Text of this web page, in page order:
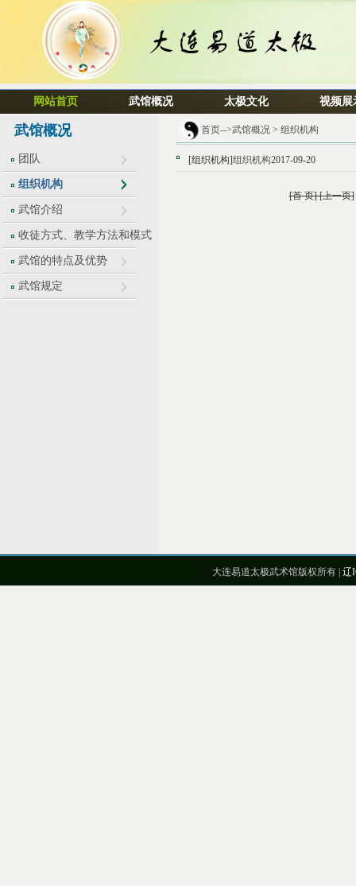
网站首页 武馆概况 太极文化 视频展
武馆概况
团队
组织机构
武馆介绍
收徒方式、教学方法和模式
武馆的特点及优势
武馆规定
首页-->武馆概况 > 组织机构
[组织机构]组织机构2017-09-20
[首 页] [上一页]
大连易道太极武术馆版权所有 | 辽